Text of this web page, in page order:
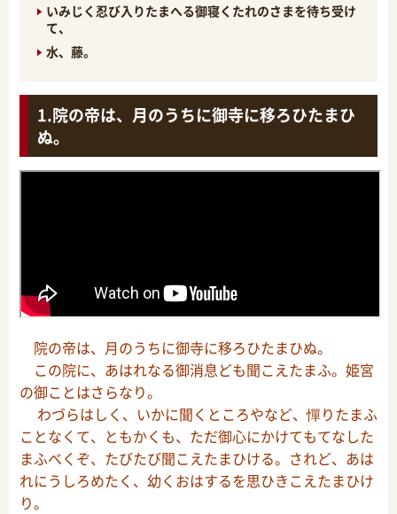
いみじく忍び入りたまへる御寝くたれのさまを待ち受け
て、
水、藤。
院の帝は、月のうちに御寺に移ろひたまひ
ぬ。
院の帝は、月のうちに御寺に移ろひたまひぬ。
この院に、あはれなる御消息ども聞こえたまふ。姫宮
の御ことはさらなり。
わづらはしく、いかに聞くところやなど、憚りたまふ
ことなくて、ともかくも、ただ御心にかけてもてなした
まふべくぞ、たびたび聞こえたまひける。されど、あは
れにうしろめたく、幼くおはするを思ひきこえたまひけ
り。